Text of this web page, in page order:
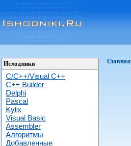
Исходники
C/C++/Visual C++
С++ Builder
Delphi
Pascal
Kylix
Visual Basic
Assembler
Алгоритмы
Добавленные
Главная